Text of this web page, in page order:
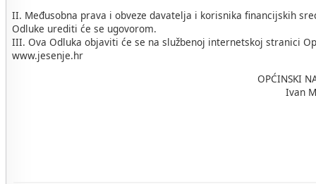
II. Međusobna prava i obveze davatelja i korisnika financijskih
Odluke urediti će se ugovorom.
III. Ova Odluka objaviti će se na službenoj internetskoj stranici
www.jesenje.hr
OPĆINSKI
Ivan